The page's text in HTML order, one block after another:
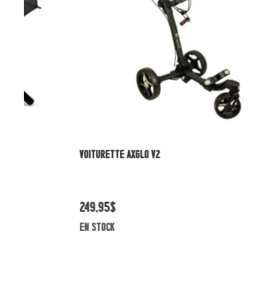
VOITURETTE AXGLO V2